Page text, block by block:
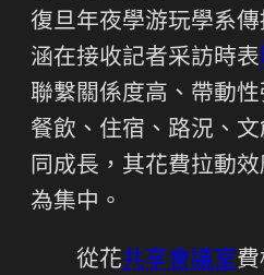
復旦年夜學游玩學系
涵在接收記者采訪時表
聯繫關係度高、帶動
餐飲、住宿、路況、
同成長，其花費拉動
為集中。
從花共享會議室